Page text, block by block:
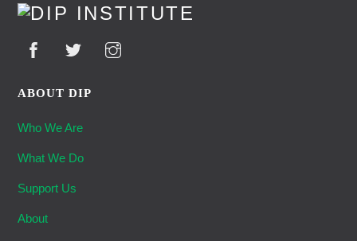
Top
ABOUT DIP
Who We Are
What We Do
Support Us
About